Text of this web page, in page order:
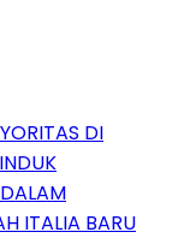
DI
ITALIA BARU